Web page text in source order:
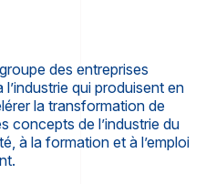
des entreprises
qui produisent en
la transformation de
concepts de l’industrie du
à la formation et à l’emploi